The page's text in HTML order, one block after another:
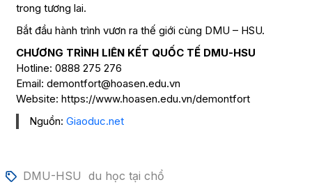
trong tương lai.
Bắt đầu hành trình vươn ra thế giới cùng DMU – HSU.
CHƯƠNG TRÌNH LIÊN KẾT QUỐC TẾ DMU-HSU
Hotline: 0888 275 276
Email: demontfort@hoasen.edu.vn
Website: https://www.hoasen.edu.vn/demontfort
Nguồn: Giaoduc.net
DMU-HSU du học tại chổ